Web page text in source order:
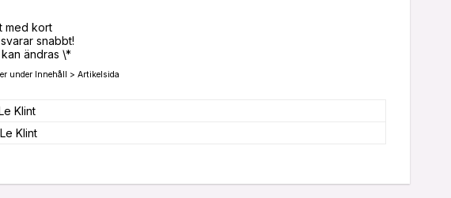
med kort
snabbt!
ändras \*
under Innehåll > Artikelsida
Klint
Le Klint